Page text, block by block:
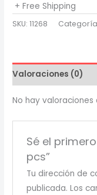
+ Free Shipping
SKU:11268
Valoraciones (0)
No hay valoraciones
Sé el
pcs”
Tu dirección de
publicada. Los